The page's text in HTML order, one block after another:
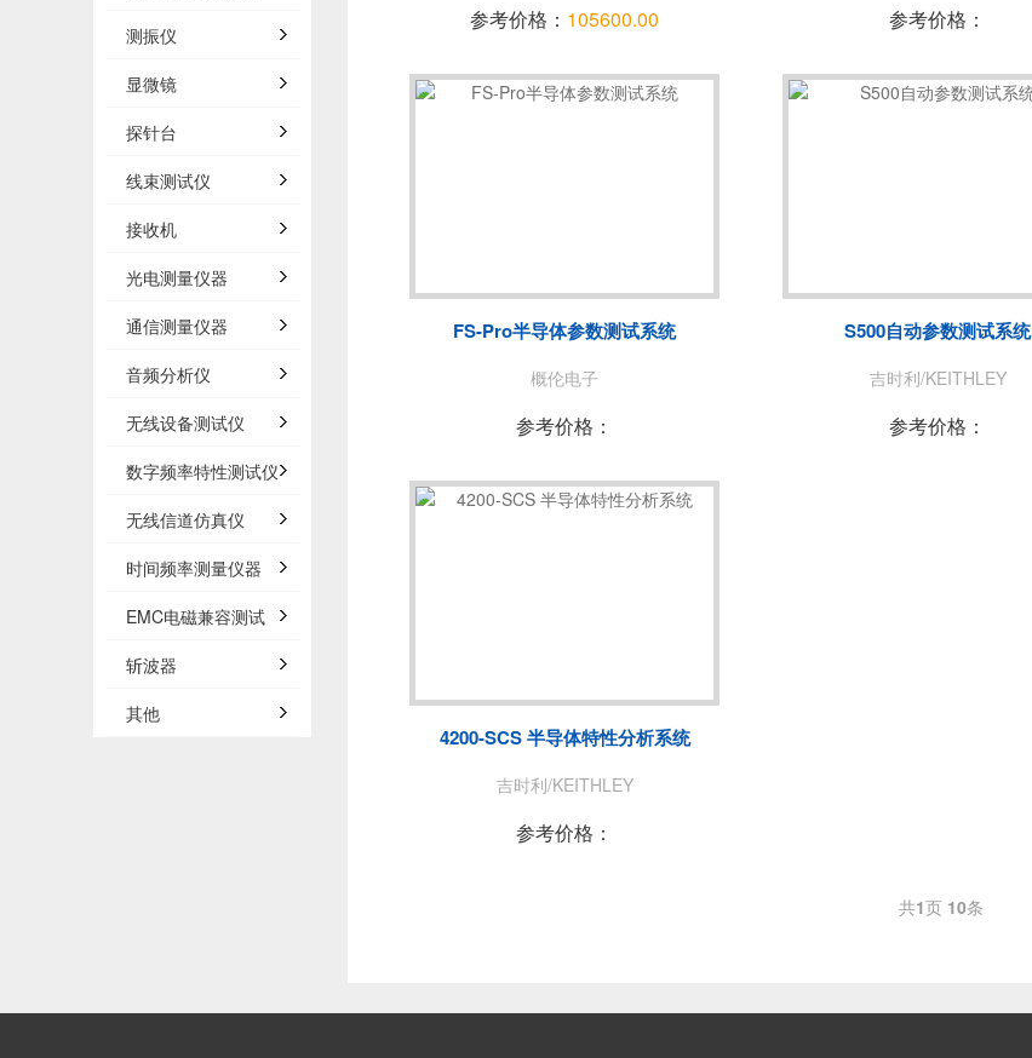
测振仪
显微镜
探针台
线束测试仪
接收机
光电测量仪器
通信测量仪器
音频分析仪
无线设备测试仪
数字频率特性测试仪
无线信道仿真仪
时间频率测量仪器
EMC电磁兼容测试
斩波器
其他
参考价格： 105600.00 参考价格：
FS-Pro半导体参数测试系统
概伦电子
参考价格：
S500自动参数测试系统
吉时利/KEITHLEY
参考价格：
4200-SCS 半导体特性分析系统
吉时利/KEITHLEY
参考价格：
共1页 10条